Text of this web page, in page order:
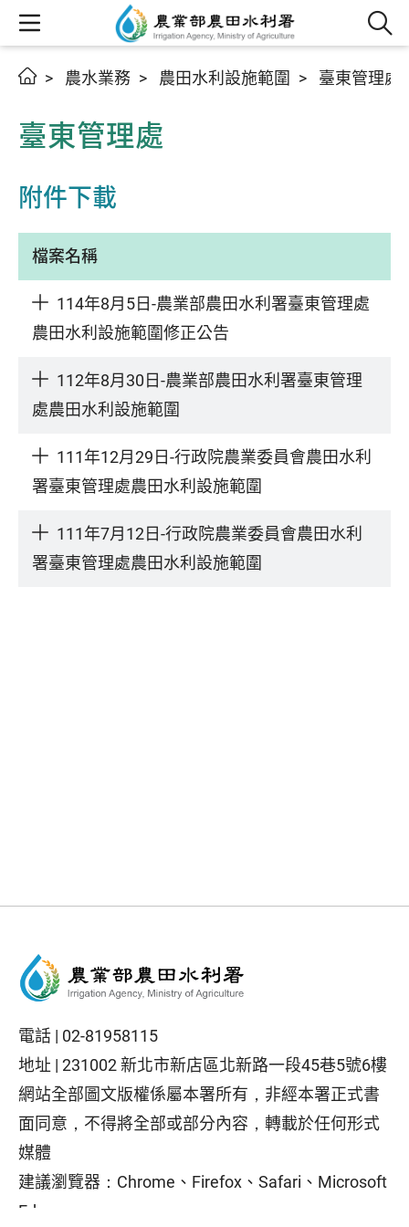
農水業務 農田水利設施範圍 臺東管理處
臺東管理處
附件下載
檔案名稱
114年8月5日-農業部農田水利署臺東管理處
農田水利設施範圍修正公告
112年8月30日-農業部農田水利署臺東管理
處農田水利設施範圍
111年12月29日-行政院農業委員會農田水利
署臺東管理處農田水利設施範圍
111年7月12日-行政院農業委員會農田水利
署臺東管理處農田水利設施範圍
電話 | 02-81958115
地址 | 231002 新北市新店區北新路一段45巷5號6樓
網站全部圖文版權係屬本署所有，非經本署正式書
面同意，不得將全部或部分內容，轉載於任何形式
媒體
建議瀏覽器：Chrome、Firefox、Safari、Microsoft
Edge